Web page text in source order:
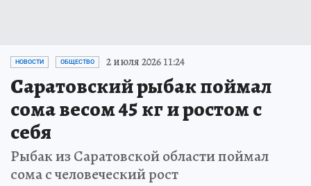
НОВОСТИ ОБЩЕСТВО 2 июля 2026 11:24
Саратовский рыбак поймал
сома весом 45 кг и ростом с
себя
Рыбак из Саратовской области поймал
сома с человеческий рост